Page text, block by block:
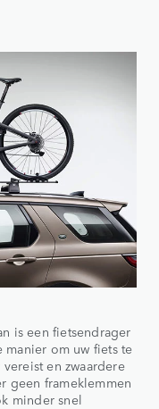
is een fietsendrager
om uw fiets te
en zwaardere
geen frameklemmen
minder snel